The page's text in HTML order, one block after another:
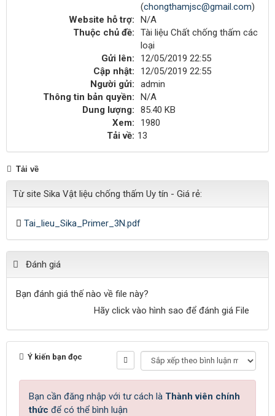
(chongthamjsc@gmail.com)
Website hỗ trợ:
N/A
Thuộc chủ đề:
Tài liệu Chất chống thấm các
loại
Gửi lên:
12/05/2019 22:55
Cập nhật:
12/05/2019 22:55
Người gửi:
admin
Thông tin bản quyền:
N/A
Dung lượng:
85.40 KB
Xem:
1980
Tải về: 13
Tải về
Từ site Sika Vật liệu chống thấm Uy tín - Giá rẻ:
Tai_lieu_Sika_Primer_3N.pdf
Đánh giá
Bạn đánh giá thế nào về file này?
Hãy click vào hình sao để đánh giá File
Ý kiến bạn đọc
Bạn cần đăng nhập với tư cách là Thành viên chính
thức để có thể bình luận